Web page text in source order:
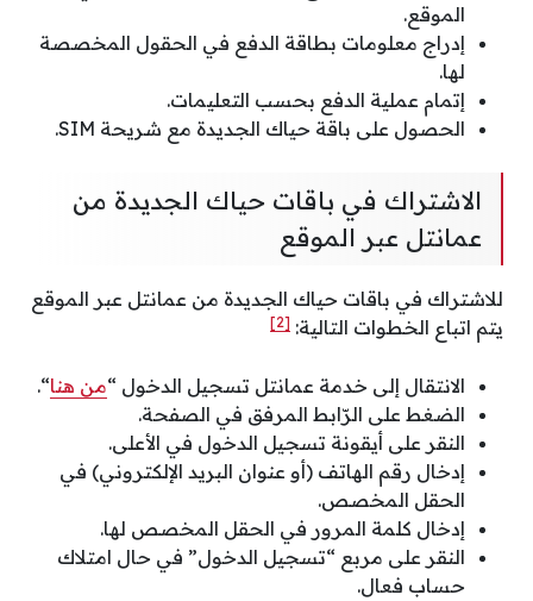
الموقع.
إدراج معلومات بطاقة الدفع في الحقول المخصصة
لها.
إتمام عملية الدفع بحسب التعليمات.
الحصول على باقة حياك الجديدة مع شريحة SIM.
الاشتراك في باقات حياك الجديدة من
عمانتل عبر الموقع
للاشتراك في باقات حياك الجديدة من عمانتل عبر الموقع
يتم اتباع الخطوات التالية: [2]
الانتقال إلى خدمة عمانتل تسجيل الدخول “من هنا“.
الضغط على الرّابط المرفق في الصفحة.
النقر على أيقونة تسجيل الدخول في الأعلى.
إدخال رقم الهاتف (أو عنوان البريد الإلكتروني) في
الحقل المخصص.
إدخال كلمة المرور في الحقل المخصص لها.
النقر على مربع “تسجيل الدخول” في حال امتلاك
حساب فعال.